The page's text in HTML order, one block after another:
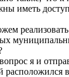
иметь
реализовать
я и